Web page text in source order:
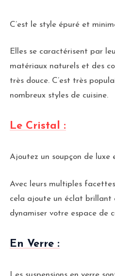
C’est le style épuré et
Elles se caractérisent par
matériaux naturels et des
très douce. C’est très
nombreux styles de cuisine.
Le Cristal :
Ajoutez un soupçon de luxe
Avec leurs multiples
cela ajoute un éclat brillant
dynamiser votre espace de
En Verre :